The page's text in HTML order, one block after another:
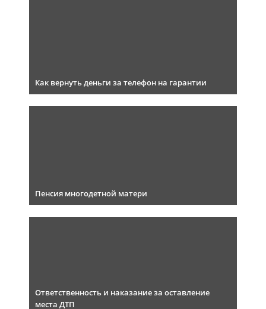
Как вернуть деньги за телефон на гарантии
Пенсия многодетной матери
Ответственность и наказание за оставление
места ДТП